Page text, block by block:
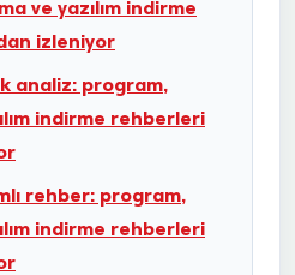
ve yazılım indirme
izleniyor
analiz: program,
indirme rehberleri
rehber: program,
indirme rehberleri